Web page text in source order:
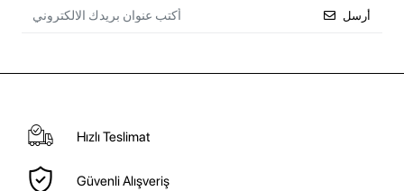
أرسل
Hızlı Teslimat
Güvenli Alışveriş